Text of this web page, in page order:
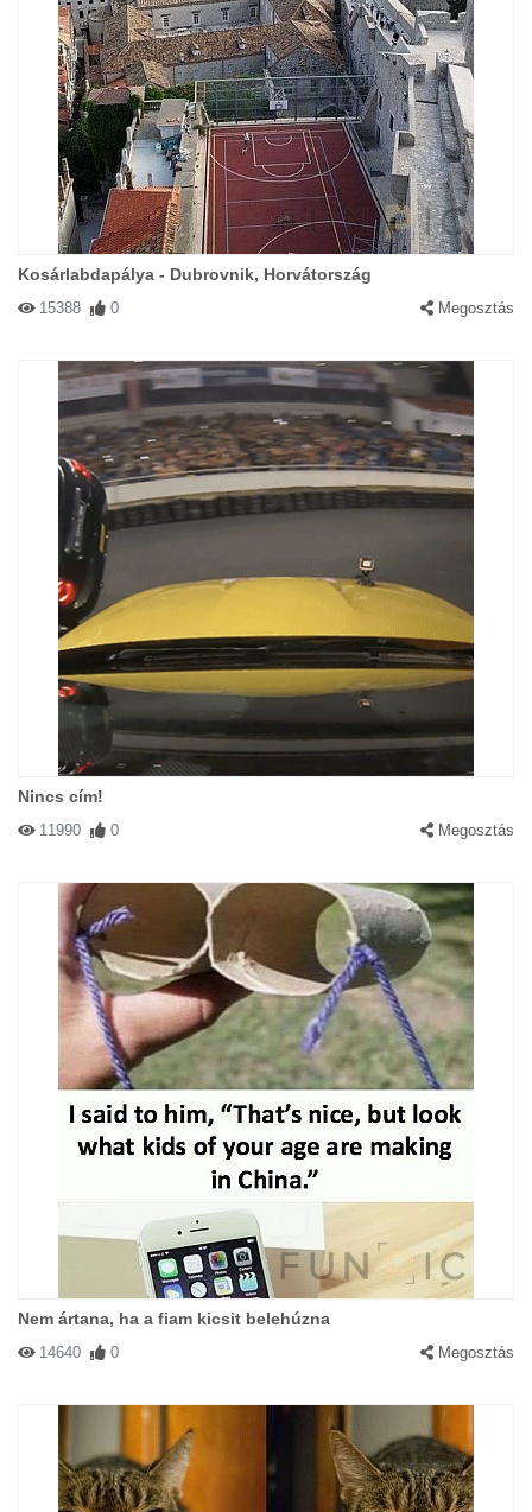
Kosárlabdapálya - Dubrovnik, Horvátország
15388 0 Megosztás
Nincs cím!
11990 0 Megosztás
Nem ártana, ha a fiam kicsit belehúzna
14640 0 Megosztás